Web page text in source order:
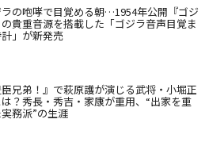
の咆哮で目覚める朝…1954年公開『ゴジ
貴重音源を搭載した「ゴジラ音声目覚ま
計」が新発売
臣兄弟！』で萩原護が演じる武将・小堀正
？秀長・秀吉・家康が重用、“出家を重
務派”の生涯